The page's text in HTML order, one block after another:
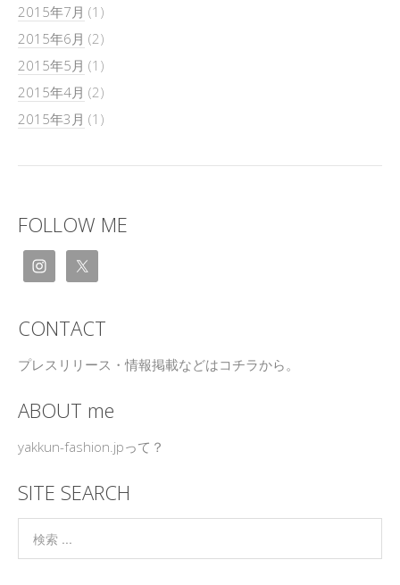
2015年7月 (1)
2015年6月 (2)
2015年5月 (1)
2015年4月 (2)
2015年3月 (1)
FOLLOW ME
CONTACT
プレスリリース・情報掲載などはコチラから。
ABOUT me
yakkun-fashion.jpって？
SITE SEARCH